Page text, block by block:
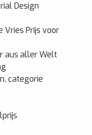
Design
Vries Prijs voor
aus aller Welt
categorie